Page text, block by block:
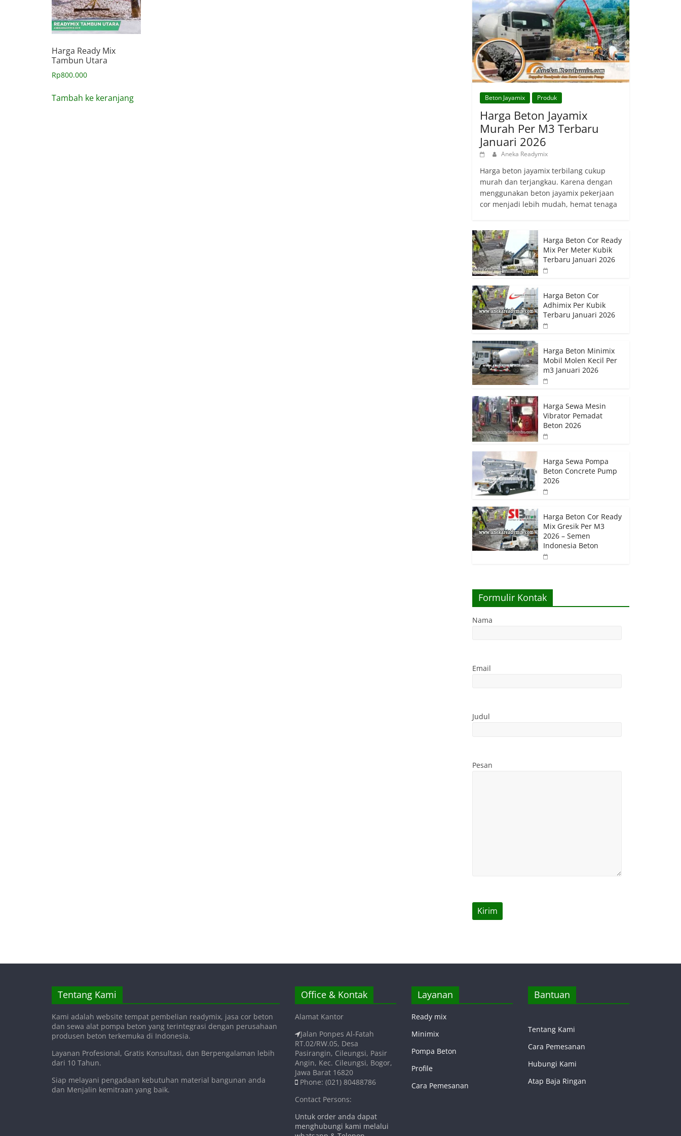
Harga Ready Mix
Tambun Utara
Rp800.000
Tambah ke keranjang Beton Jayamix Produk
Harga Beton Jayamix
Murah Per M3 Terbaru
Januari 2026
Aneka Readymix
Harga beton jayamix terbilang cukup
murah dan terjangkau. Karena dengan
menggunakan beton jayamix pekerjaan
cor menjadi lebih mudah, hemat tenaga
Harga Beton Cor Ready
Mix Per Meter Kubik
Terbaru Januari 2026
Harga Beton Cor
Adhimix Per Kubik
Terbaru Januari 2026
Harga Beton Minimix
Mobil Molen Kecil Per
m3 Januari 2026
Harga Sewa Mesin
Vibrator Pemadat
Beton 2026
Harga Sewa Pompa
Beton Concrete Pump
2026
Harga Beton Cor Ready
Mix Gresik Per M3
2026 – Semen
Indonesia Beton
Formulir Kontak
Nama
Email
Judul
Pesan
Tentang Kami
Kami adalah website tempat pembelian readymix, jasa cor beton
dan sewa alat pompa beton yang terintegrasi dengan perusahaan
produsen beton terkemuka di Indonesia.
Layanan Profesional, Gratis Konsultasi, dan Berpengalaman lebih
dari 10 Tahun.
Siap melayani pengadaan kebutuhan material bangunan anda
dan Menjalin kemitraan yang baik.
Office & Kontak
Alamat Kantor
Jalan Ponpes Al-Fatah
RT.02/RW.05, Desa
Pasirangin, Cileungsi, Pasir
Angin, Kec. Cileungsi, Bogor,
Jawa Barat 16820
Phone: (021) 80488786
Contact Persons:
Untuk order anda dapat
menghubungi kami melalui
Layanan
Ready mix
Minimix
Pompa Beton
Profile
Cara Pemesanan
Bantuan
Tentang Kami
Cara Pemesanan
Hubungi Kami
Atap Baja Ringan